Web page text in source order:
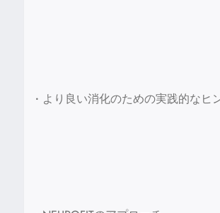
• より良い消化のための実践的なヒ